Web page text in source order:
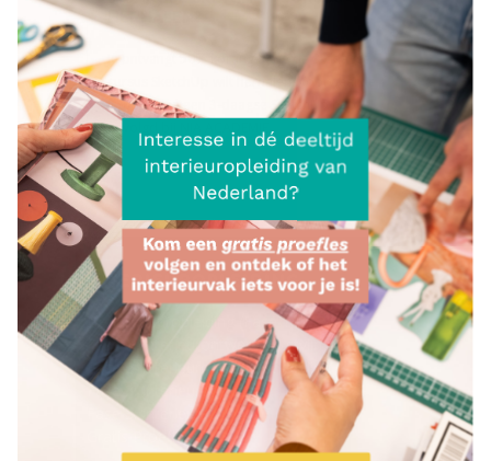
HERHALEN?
Je ontvangt 50% korting als je de 3-daagse
cursus SketchUp wilt herhalen. Voorwaarde
is wel dat je een 3-daagse SketchUp hebt
gevolgd bij NIA ACADEMIE.
INTERIEUROPLEIDING
De Interieuropleiding (Fase 1, 2, 3)
Fase 1: Interieurontwerp & -styling
Fase 2: Interieurontwerp & -styling
Fase 3: Interieurontwerp
Fase 3: Interieurstyling
Gratis Proeflessen